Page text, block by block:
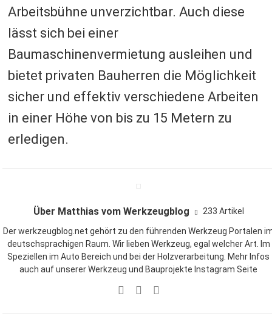
Arbeitsbühne unverzichtbar. Auch diese
lässt sich bei einer
Baumaschinenvermietung ausleihen und
bietet privaten Bauherren die Möglichkeit
sicher und effektiv verschiedene Arbeiten
in einer Höhe von bis zu 15 Metern zu
erledigen.
Über Matthias vom Werkzeugblog 233 Artikel
Der werkzeugblog.net gehört zu den führenden Werkzeug Portalen
deutschsprachigen Raum. Wir lieben Werkzeug, egal welcher Art. Im
Speziellen im Auto Bereich und bei der Holzverarbeitung. Mehr Infos
auch auf unsererWerkzeug und Bauprojekte Instagram Seite